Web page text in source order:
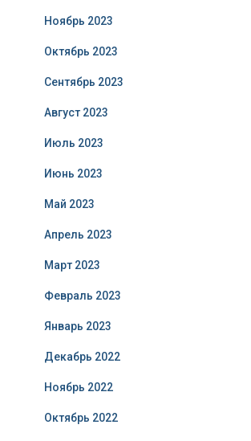
Ноябрь 2023
Октябрь 2023
Сентябрь 2023
Август 2023
Июль 2023
Июнь 2023
Май 2023
Апрель 2023
Март 2023
Февраль 2023
Январь 2023
Декабрь 2022
Ноябрь 2022
Октябрь 2022